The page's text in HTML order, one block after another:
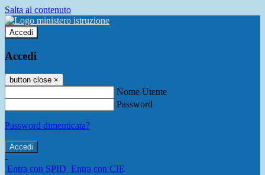
Salta al contenuto
Accedi
Accedi
button close ×
Nome Utente
Password
Password dimenticata?
-
Entra con SPID Entra con CIE